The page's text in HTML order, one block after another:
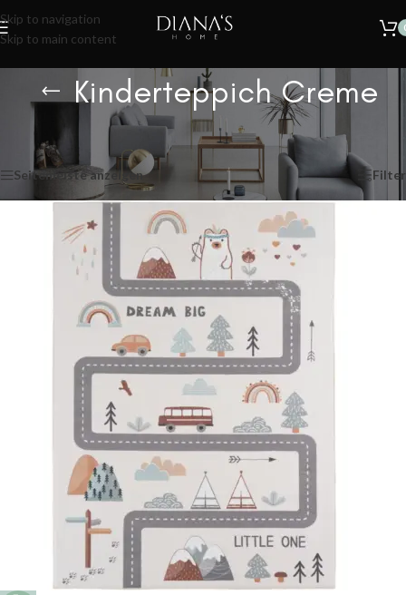
Skip to navigation
Skip to main content
🔥 SOMMER SALE – 30% RABATT AUF ALLE TEPPICHE!
Zeit.
Kinderteppich Creme
Produkte verschlagwortet mit „Kinderteppich Creme“
Einzelnes Ergebnis wird angezeigt
Seitenleiste anzeigen Filter